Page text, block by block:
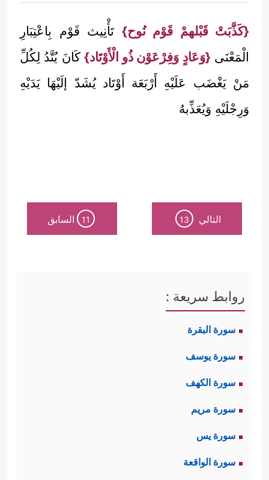
{كَذَّبَتْ قَبْلهمْ قَوْم نُوح} تَأْنِيث قَوْم بِاعْتِبَارِ
الْمَعْنَى {وَعَادٍ وَفِرْعَوْن ذُو الْأَوْتَاد} كَانَ يُتَّدُ لِكُلِّ
مَنْ يَغْضَب عَلَيْهِ أَرْبَعَة أَوْتَاد يُشَدّ إلَيْهَا يَدَيْهِ
وَرِجْلَيْهِ وَيُعَذِّبهُ
التالي 13
11 السابق
روابط سريعة :
سورة البقرة
سورة يوسف
سورة الكهف
سورة مريم
سورة يس
سورة الواقعة